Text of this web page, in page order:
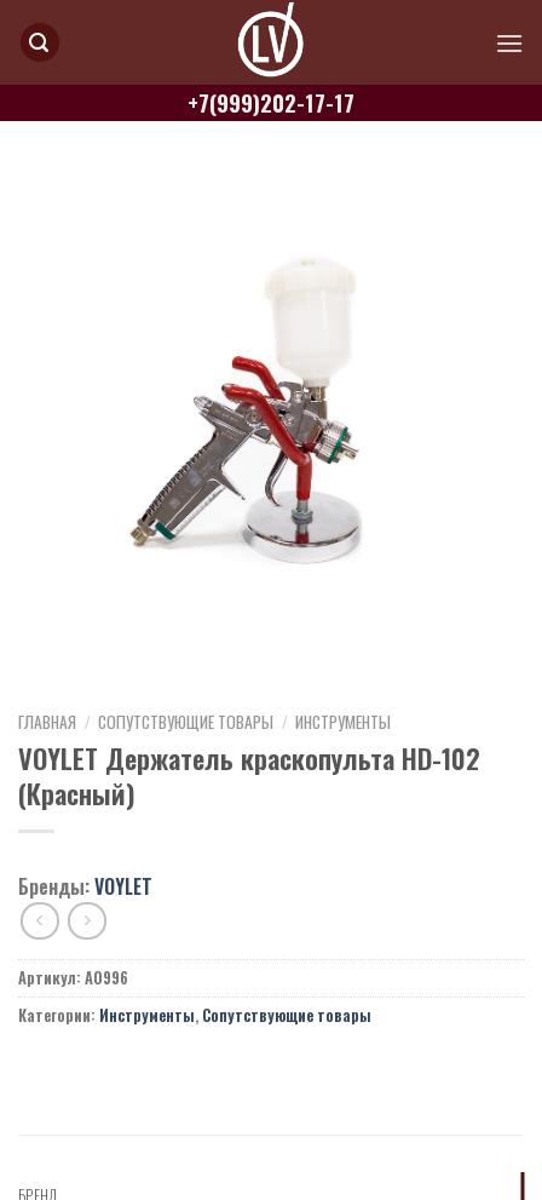
+7(999)202-17-17
ГЛАВНАЯ / СОПУТСТВУЮЩИЕ ТОВАРЫ / ИНСТРУМЕНТЫ
VOYLET Держатель краскопульта HD-102
(Красный)
Бренды:VOYLET
Артикул: A0996
Категории: Инструменты, Сопутствующие товары